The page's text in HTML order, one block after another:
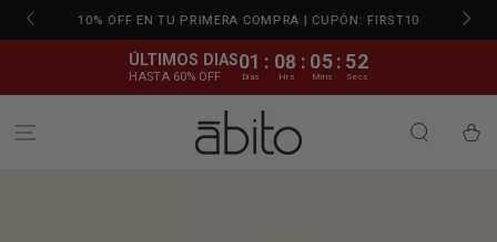
IR AL CONTENIDO
10% OFF EN TU PRIMERA COMPRA | CUPÓN: FIRST10
ÚLTIMOS DIAS
HASTA 60% OFF
01: 08
Dias Hrs Mins Secs
Carrito